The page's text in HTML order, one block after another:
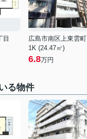
目
広島市南区上東雲町
1K (24.47㎡)
6.8万円
る物件